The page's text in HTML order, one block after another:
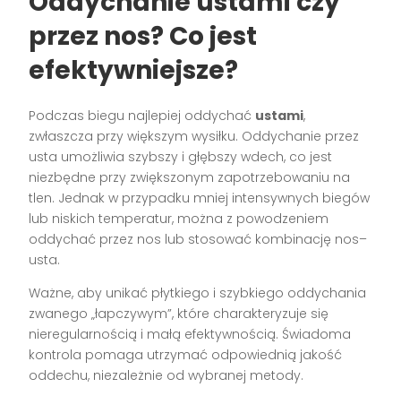
przez nos? Co jest
efektywniejsze?
Podczas biegu najlepiej oddychać ustami,
zwłaszcza przy większym wysiłku. Oddychanie przez
usta umożliwia szybszy i głębszy wdech, co jest
niezbędne przy zwiększonym zapotrzebowaniu na
tlen. Jednak w przypadku mniej intensywnych biegów
lub niskich temperatur, można z powodzeniem
oddychać przez nos lub stosować kombinację nos–
usta.
Ważne, aby unikać płytkiego i szybkiego oddychania
zwanego „łapczywym”, które charakteryzuje się
nieregularnością i małą efektywnością. Świadoma
kontrola pomaga utrzymać odpowiednią jakość
oddechu, niezależnie od wybranej metody.